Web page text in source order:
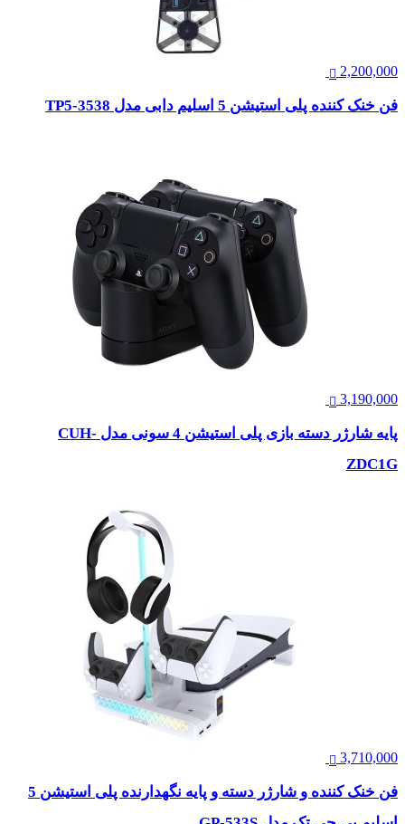
2,200,000
فن خنک کننده پلی استیشن 5 اسلیم دابی مدل TP5-3538
3,190,000
پایه شارژر دسته بازی پلی استیشن 4 سونی مدل CUH-
ZDC1G
3,710,000
فن خنک کننده و شارژر دسته و پایه نگهدارنده پلی استیشن 5